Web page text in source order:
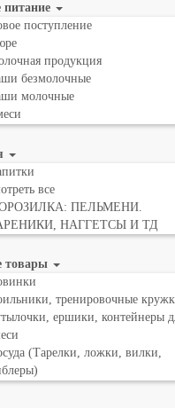
питание
поступление
продукция
безмолочные
молочные
все
ПЕЛЬМЕНИ.
НАГГЕТСЫ И ТД
товары
тренировочные
ершики, контейнеры
(Тарелки, ложки, вилки,